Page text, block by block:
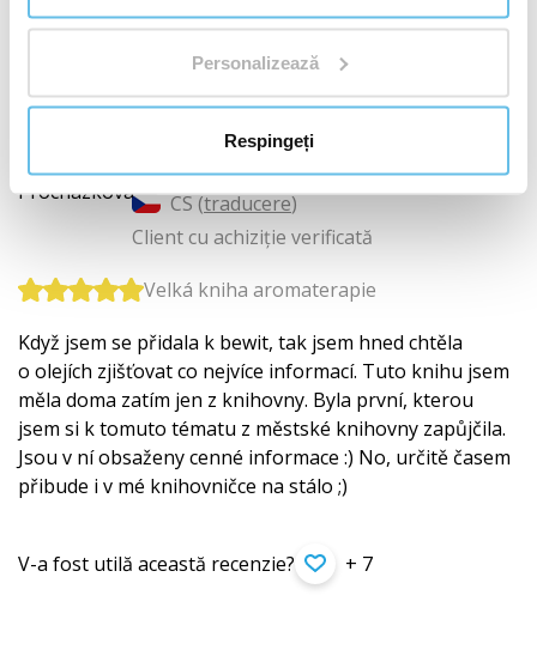
Personalizează
Respingeți
V-a fost utilă această recenzie?
CS (traducere)
Client cu achiziție verificată
Velká kniha aromaterapie
Když jsem se přidala k bewit, tak jsem hned chtěla
o olejích zjišťovat co nejvíce informací. Tuto knihu jsem
měla doma zatím jen z knihovny. Byla první, kterou
jsem si k tomuto tématu z městské knihovny zapůjčila.
Jsou v ní obsaženy cenné informace :) No, určitě časem
přibude i v mé knihovničce na stálo ;)
V-a fost utilă această recenzie? + 7